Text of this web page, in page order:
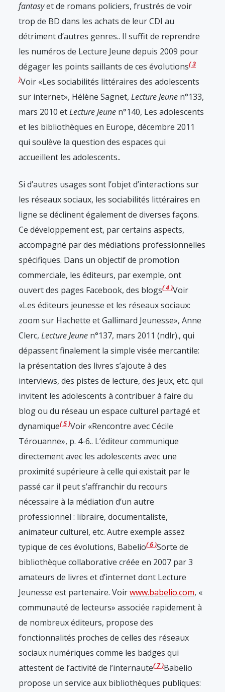
fantasyet de romans policiers, frustrés de voir
trop de BD dans les achats de leur CDI au
détriment d’autres genres.. Il suffit de reprendre
les numéros de Lecture Jeune depuis 2009 pour
dégager les points saillants de ces évolutions 3
Voir «Les sociabilités littéraires des adolescents
sur internet», Hélène Sagnet, Lecture Jeune n°133,
mars 2010 etLecture Jeune n°140, Les adolescents
et les bibliothèques en Europe, décembre 2011
qui soulève la question des espaces qui
accueillent les adolescents..
Si d’autres usages sont l’objet d’interactions sur
les réseaux sociaux, les sociabilités littéraires en
ligne se déclinent également de diverses façons.
Ce développement est, par certains aspects,
accompagné par des médiations professionnelles
spécifiques. Dans un objectif de promotion
commerciale, les éditeurs, par exemple, ont
ouvert des pages Facebook, des blogs 4 Voir
«Les éditeurs jeunesse et les réseaux sociaux:
zoom sur Hachette et Gallimard Jeunesse», Anne
Clerc, Lecture Jeune n°137, mars 2011 (ndlr)., qui
dépassent finalement la simple visée mercantile:
la présentation des livres s’ajoute à des
interviews, des pistes de lecture, des jeux, etc. qui
invitent les adolescents à contribuer à faire du
blog ou du réseau un espace culturel partagé et
dynamique 5 Voir «Rencontre avec Cécile
Térouanne», p. 4-6.. L’éditeur communique
directement avec les adolescents avec une
proximité supérieure à celle qui existait par le
passé car il peut s’affranchir du recours
nécessaire à la médiation d’un autre
professionnel : libraire, documentaliste,
animateur culturel, etc. Autre exemple assez
typique de ces évolutions, Babelio 6 Sorte de
bibliothèque collaborative créée en 2007 par 3
amateurs de livres et d’internet dont Lecture
Jeunesse est partenaire. Voirwww.babelio.com, «
communauté de lecteurs» associée rapidement à
de nombreux éditeurs, propose des
fonctionnalités proches de celles des réseaux
sociaux numériques comme les badges qui
attestent de l’activité de l’internaute 7 Babelio
propose un service aux bibliothèques publiques: